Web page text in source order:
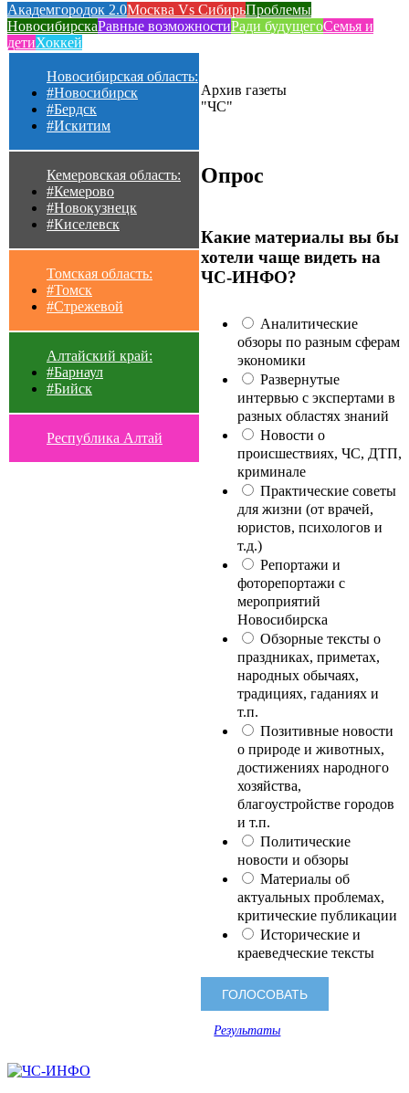
Академгородок 2.0Москва Vs СибирьПроблемы
НовосибирскаРавные возможностиРади будущегоСемья и
детиХоккей
Новосибирская область:
#Новосибирск
#Бердск
#Искитим
Кемеровская область:
#Кемерово
#Новокузнецк
#Киселевск
Томская область:
#Томск
#Стрежевой
Алтайский край:
#Барнаул
#Бийск
Республика Алтай
Архив газеты
"ЧС"
Опрос
Какие материалы вы бы
хотели чаще видеть на
ЧС-ИНФО?
Аналитические
обзоры по разным сферам
экономики
Развернутые
интервью с экспертами в
разных областях знаний
Новости о
происшествиях, ЧС, ДТП,
криминале
Практические советы
для жизни (от врачей,
юристов, психологов и
т.д.)
Репортажи и
фоторепортажи с
мероприятий
Новосибирска
Обзорные тексты о
праздниках, приметах,
народных обычаях,
традициях, гаданиях и
т.п.
Позитивные новости
о природе и животных,
достижениях народного
хозяйства,
благоустройстве городов
и т.п.
Политические
новости и обзоры
Материалы об
актуальных проблемах,
критические публикации
Исторические и
краеведческие тексты
Результаты